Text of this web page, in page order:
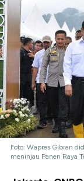
Foto: Wapres Gibran
meninjau Panen Raya